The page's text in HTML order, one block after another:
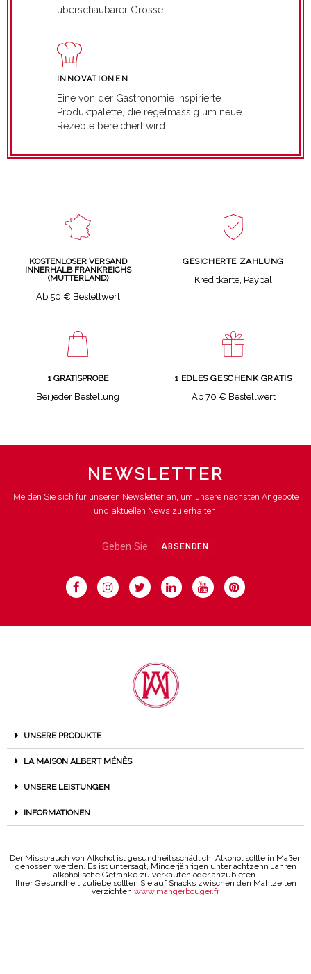
überschaubarer Grösse
INNOVATIONEN
Eine von der Gastronomie inspirierte
Produktpalette, die regelmässig um neue
Rezepte bereichert wird
KOSTENLOSER VERSAND
INNERHALB FRANKREICHS
(MUTTERLAND)
Ab 50 € Bestellwert
GESICHERTE ZAHLUNG
Kreditkarte, Paypal
1 GRATISPROBE
Bei jeder Bestellung
1 EDLES GESCHENK GRATIS
Ab 70 € Bestellwert
NEWSLETTER
Melden Sie sich für unseren Newsletter an, um unsere nächsten Angebote
und aktuellen News zu erhalten!
ABSENDEN
UNSERE PRODUKTE
LA MAISON ALBERT MÉNÈS
UNSERE LEISTUNGEN
INFORMATIONEN
Der Missbrauch von Alkohol ist gesundheitsschädlich. Alkohol sollte in Maßen
genossen werden. Es ist untersagt, Minderjährigen unter achtzehn Jahren
alkoholische Getränke zu verkaufen oder anzubieten.
Ihrer Gesundheit zuliebe sollten Sie auf Snacks zwischen den Mahlzeiten
verzichten www.mangerbouger.fr